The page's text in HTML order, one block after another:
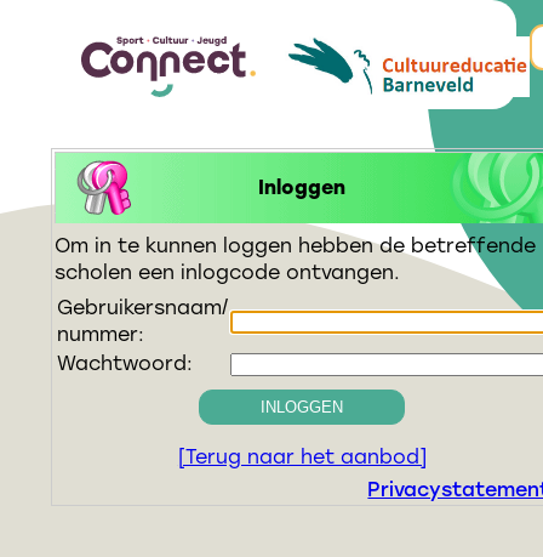
Inloggen
Om in te kunnen loggen hebben de betreffende
scholen een inlogcode ontvangen.
Gebruikersnaam/
nummer:
Wachtwoord:
INLOGGEN
[Terug naar het aanbod]